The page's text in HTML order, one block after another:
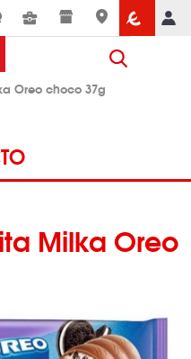
Oreo choco 37g
Milka Oreo